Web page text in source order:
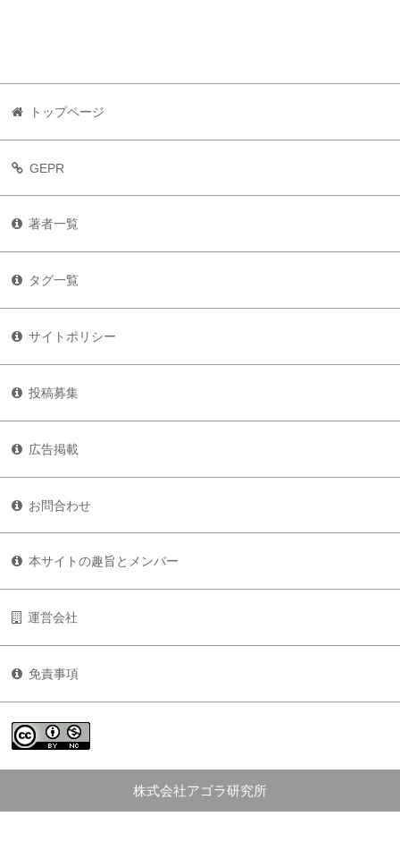
トップページ
GEPR
著者一覧
タグ一覧
サイトポリシー
投稿募集
広告掲載
お問合わせ
本サイトの趣旨とメンバー
運営会社
免責事項
株式会社アゴラ研究所